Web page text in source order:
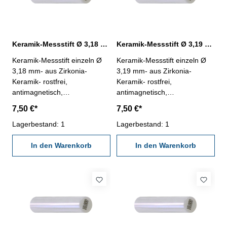
Keramik-Messstift Ø 3,18 mm ± 0,0015 mm
Keramik-Messstift einzeln Ø
3,18 mm- aus Zirkonia-
Keramik- rostfrei,
antimagnetisch,
1250- Werkstatt-Ausführung-
Länge 50 mm- Genauigkeit <
± 0,0015 mm- in Kunststoff-
7,50 €*
Lagerbestand: 1
In den Warenkorb
Keramik-Messstift Ø 3,19 mm ± 0,0015 mm
Keramik-Messstift einzeln Ø
3,19 mm- aus Zirkonia-
Keramik- rostfrei,
antimagnetisch,
1250- Werkstatt-Ausführung-
Länge 50 mm- Genauigkeit <
± 0,0015 mm- in Kunststoff-
7,50 €*
Lagerbestand: 1
In den Warenkorb